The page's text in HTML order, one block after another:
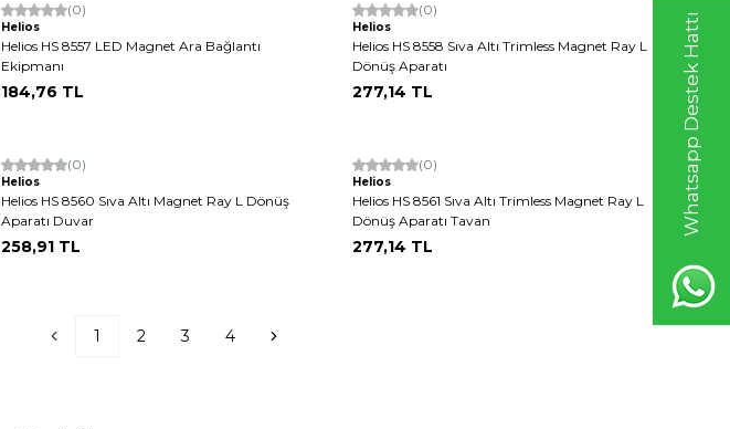
Whatsapp Destek Hattı
(0)
Helios
Helios HS 8557 LED Magnet Ara Bağlantı
Ekipmanı
184,76 TL
(0)
Helios
Helios HS 8558 Sıva Altı Trimless Magnet Ray L
Dönüş Aparatı
277,14 TL
(0)
Helios
Helios HS 8560 Sıva Altı Magnet Ray L Dönüş
Aparatı Duvar
258,91 TL
(0)
Helios
Helios HS 8561 Sıva Altı Trimless Magnet Ray L
Dönüş Aparatı Tavan
277,14 TL
1 2 3 4